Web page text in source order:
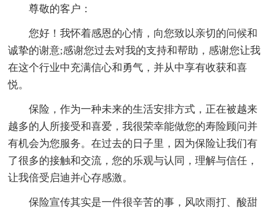
尊敬的客户：
您好！我怀着感恩的心情，向您致以亲切的问候和
诚挚的谢意;感谢您过去对我的支持和帮助，感谢您让我
在这个行业中充满信心和勇气，并从中享有收获和喜
悦。
保险，作为一种未来的生活安排方式，正在被越来
越多的人所接受和喜爱，我很荣幸能做您的寿险顾问并
有机会为您服务。在过去的日子里，因为保险让我们有
了很多的接触和交流，您的乐观与认同，理解与信任，
让我倍受启迪并心存感激。
保险宣传其实是一件很辛苦的事，风吹雨打、酸甜